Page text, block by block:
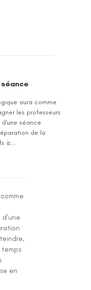
aura comme
les professeurs
séance
de la
à...
d'une
temps
en